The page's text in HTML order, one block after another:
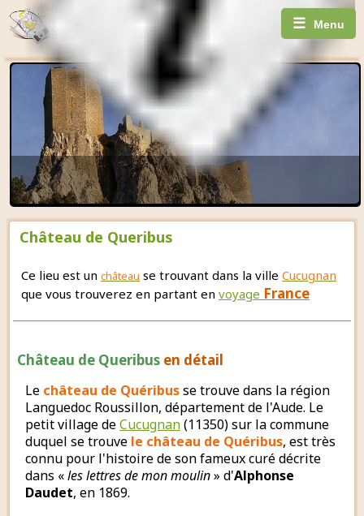
☰ Menu
Château de Queribus
Ce lieu est un château se trouvant dans la ville Cucugnan
que vous trouverez en partant en voyage France
Château de Queribus en détail
Le château de Quéribusse trouve dans la région
Languedoc Roussillon, département de l'Aude. Le
petit village deCucugnan(11350) sur la commune
duquel se trouve le château de Quéribus, est très
connu pour l'histoire de son fameux curé décrite
dans «les lettres de mon moulin» d'Alphonse
Daudet, en 1869.